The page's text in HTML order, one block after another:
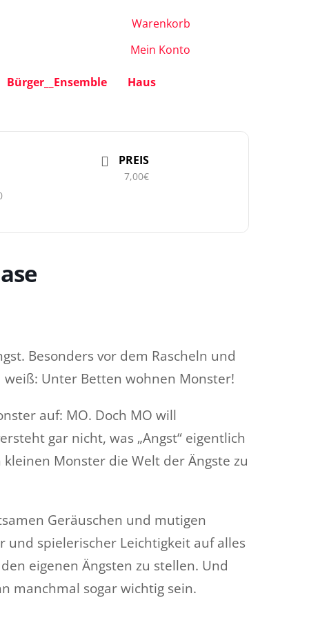
Warenkorb
Mein Konto
Bürger__Ensemble Haus
PREIS
7,00€
Besonders vor dem Rascheln und
Unter Betten wohnen Monster!
auf: MO. Doch MO will
gar nicht, was „Angst“ eigentlich
Monster die Welt der Ängste zu
Geräuschen und mutigen
und spielerischer Leichtigkeit auf alles
eigenen Ängsten zu stellen. Und
manchmal sogar wichtig sein.